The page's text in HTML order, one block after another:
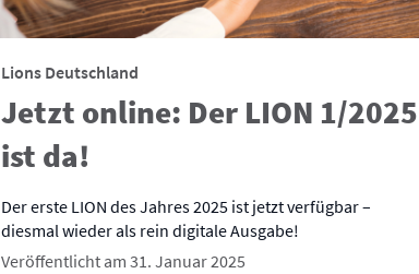
Lions Deutschland
Jetzt online: Der LION 1/2025
ist da!
Der erste LION des Jahres 2025 ist jetzt verfügbar –
diesmal wieder als rein digitale Ausgabe!
Veröffentlicht am 31. Januar 2025